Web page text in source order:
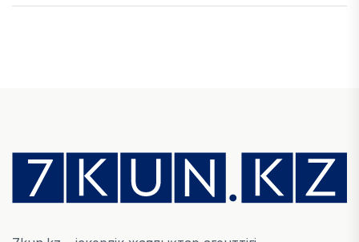
ҚАРЖЫ
Отбасы банктің қолдауымен 1,5 жыл ішінде 40
мыңға жуық отбасы қоныс тойын тойлады